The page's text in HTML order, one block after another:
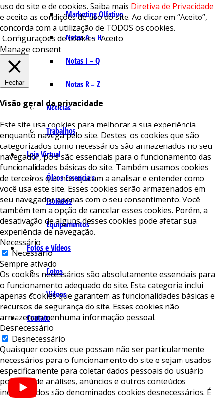
Marketing Olfativo
Notas A – H
Notas I – Q
Notas R – Z
Notícias
Trabalhos
Loja Virtual
Óleos Essenciais
Isolados
Equipamentos
Fotos e Vídeos
Fotos
Vídeos
Contato
uso do site e de cookies. Saiba mais Diretiva de Privacidade
e aceita as condições de uso do site. Ao clicar em “Aceito”,
concorda com a utilização de TODOS os cookies.
Configurações de cookies Aceito
Manage consent
Fechar
Visão geral da privacidade
Este site usa cookies para melhorar a sua experiência
enquanto navega pelo site. Destes, os cookies que são
categorizados como necessários são armazenados no seu
navegador, pois são essenciais para o funcionamento das
funcionalidades básicas do site. Também usamos cookies
de terceiros que nos ajudam a analisar e entender como
você usa este site. Esses cookies serão armazenados em
seu navegador apenas com o seu consentimento. Você
também tem a opção de cancelar esses cookies. Porém, a
desativação de alguns desses cookies pode afetar sua
experiência de navegação.
Necessário
Necessário
Sempre ativado
Os cookies necessários são absolutamente essenciais para
o funcionamento adequado do site. Esta categoria inclui
apenas cookies que garantem as funcionalidades básicas e
recursos de segurança do site. Esses cookies não
armazenam nenhuma informação pessoal.
Desnecessário
Desnecessário
Quaisquer cookies que possam não ser particularmente
necessários para o funcionamento do site e sejam usados ​​
especificamente para coletar dados pessoais do usuário
por meio de análises, anúncios e outros conteúdos
incorporados são denominados cookies desnecessários. É